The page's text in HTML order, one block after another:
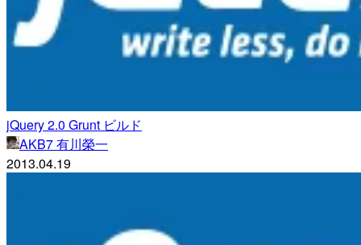
jQuery 2.0 Grunt ビルド
AKB7 有川榮一
2013.04.19